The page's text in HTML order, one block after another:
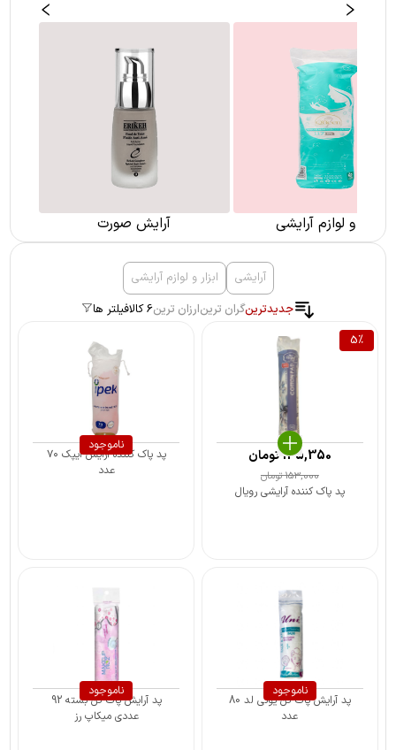
ابزار و لوازم آرایشی آرایش صورت
آرایشی
ابزار و لوازم آرایشی
جدیدترینگران ترینارزان ترین6 کالا
فیلتر ها
5%
پد پاک کننده آرایشی رویال
153,000تومان
145,350تومان
ناموجود
پد پاک کننده آرایش ایپک ۷۰
عدد
ناموجود
پد آرایش پاک کن یونی لد 80
عدد
ناموجود
پد آرایش پاک کن بسته 92
عددی میکاپ رز